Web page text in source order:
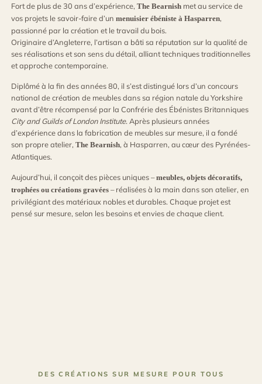
Fort de plus de 30 ans d’expérience,The Bearnish met au service de
vos projets le savoir-faire d’unmenuisier ébéniste à Hasparren,
passionné par la création et le travail du bois.
Originaire d’Angleterre, l’artisan a bâti sa réputation sur la qualité de
ses réalisations et son sens du détail, alliant techniques traditionnelles
et approche contemporaine.
Diplômé à la fin des années 80, il s’est distingué lors d’un concours
national de création de meubles dans sa région natale du Yorkshire
avant d’être récompensé par la Confrérie des Ébénistes Britanniques
City and Guilds of London Institute. Après plusieurs années
d’expérience dans la fabrication de meubles sur mesure, il a fondé
son propre atelier,The Bearnish, à Hasparren, au cœur des Pyrénées-
Atlantiques.
Aujourd’hui, il conçoit des pièces uniques –meubles, objets décoratifs,
trophées ou créations gravées – réalisées à la main dans son atelier, en
privilégiant des matériaux nobles et durables. Chaque projet est
pensé sur mesure, selon les besoins et envies de chaque client.
DES CRÉATIONS SUR MESURE POUR TOUS